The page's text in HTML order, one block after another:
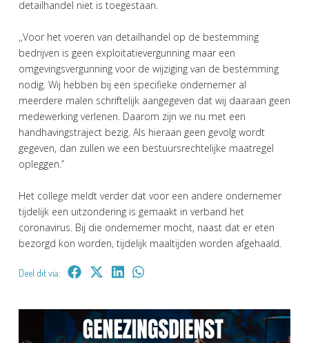
detailhandel niet is toegestaan.
,,Voor het voeren van detailhandel op de bestemming
bedrijven is geen exploitatievergunning maar een
omgevingsvergunning voor de wijziging van de bestemming
nodig. Wij hebben bij een specifieke ondernemer al
meerdere malen schriftelijk aangegeven dat wij daaraan geen
medewerking verlenen. Daarom zijn we nu met een
handhavingstraject bezig. Als hieraan geen gevolg wordt
gegeven, dan zullen we een bestuursrechtelijke maatregel
opleggen.’’
Het college meldt verder dat voor een andere ondernemer
tijdelijk een uitzondering is gemaakt in verband het
coronavirus. Bij die ondernemer mocht, naast dat er eten
bezorgd kon worden, tijdelijk maaltijden worden afgehaald.
Deel dit via: